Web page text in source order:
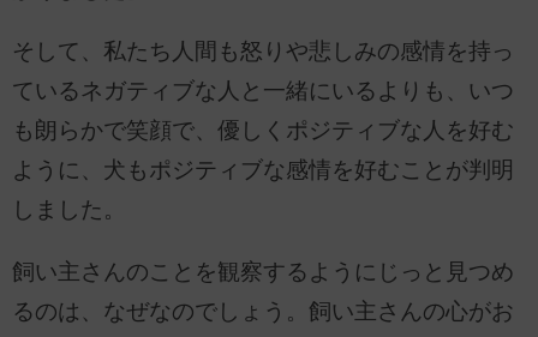
そして、私たち人間も怒りや悲しみの感情を持っ
ているネガティブな人と一緒にいるよりも、いつ
も朗らかで笑顔で、優しくポジティブな人を好む
ように、犬もポジティブな感情を好むことが判明
しました。
飼い主さんのことを観察するようにじっと見つめ
るのは、なぜなのでしょう。飼い主さんの心がお